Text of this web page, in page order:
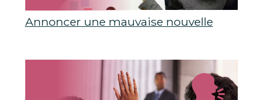
Annoncer une mauvaise nouvelle